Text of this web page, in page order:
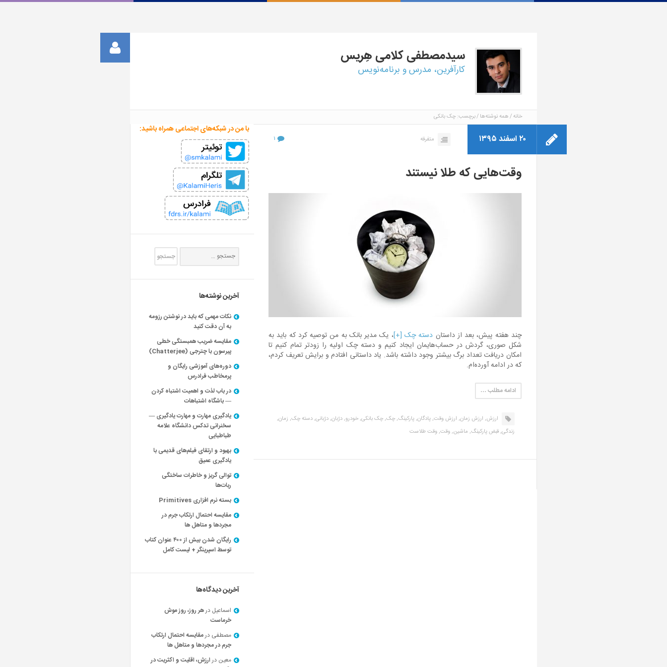
سیدمصطفیکلامی هِریس
کارآفرین، مدرس و برنامه‌نویس
خانه همه نوشته‌ها برچسب: چک بانکی
۲۰ اسفند ۱۳۹۵ متفرقه ۱
وقت‌هایی که طلا نیستند
چند هفته پیش، بعد از داستان دسته چک [+]، یک مدیر بانک به من توصیه کرد که باید به
شکل صوری، گردش در حساب‌هایمان ایجاد کنیم و دسته چک اولیه را زودتر تمام کنیم تا
امکان دریافت تعداد برگ بیشتر وجود داشته باشد. یاد داستانی افتادم و برایش تعریف کردم،
که در ادامه آورده‌ام.
ادامه مطلب …
ارزش, ارزش زمان, ارزش وقت,پادگان,پارکینگ,چک,چک بانکی,خودرو,دژبان,دژبانی,دسته چک, زمان,
زندگی,قبض پارکینگ, ماشین,وقت,وقت طلاست
با من در شبکه‌های اجتماعی همراه باشید:
آخرین نوشته‌ها
نکات مهمی که باید در نوشتن رزومه
به آن دقت کنید
مقایسه ضریب همبستگی خطی
پیرسون با چترجی (Chatterjee)
دوره‌های آموزشی رایگان و
پرمخاطب فرادرس
در باب لذت و اهمیت اشتباه کردن
— باشگاه اشتباهات
یادگیری مهارت و مهارت یادگیری —
سخنرانی تدکس دانشگاه علامه
طباطبایی
بهبود و ارتقای فیلم‌های قدیمی با
یادگیری عمیق
توالی گریز و خاطرات ساختگی
ربات‌ها
بسته نرم افزاری Primitives
مقایسه احتمال ارتکاب جرم در
مجردها و متاهل ها
رایگان شدن بیش از ۴۰۰ عنوان کتاب
توسط اسپرینگر + لیست کامل
آخرین دیدگاه‌ها
اسماعیل درهر روز، روز موش
خرماست
مصطفی درمقایسه احتمال ارتکاب
جرم در مجردها و متاهل ها
معین درارزش، اقلیت و اکثریت در